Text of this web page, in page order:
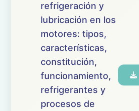
oposiciones de
Mantenimiento de
Vehículos, dedicado a
los sistemas d...
refrigeración y
lubricación en los
motores: tipos,
características,
constitución,
funcionamiento,
refrigerantes y
procesos de